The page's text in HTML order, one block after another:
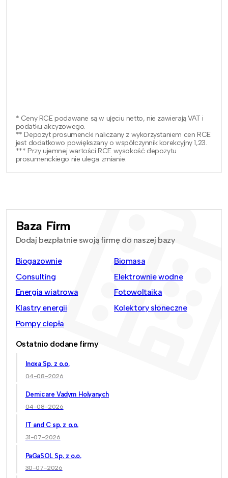
* Ceny RCE podawane są w ujęciu netto, nie zawierają VAT i
podatku akcyzowego.
** Depozyt prosumencki naliczany z wykorzystaniem cen RCE
jest dodatkowo powiększany o współczynnik korekcyjny 1,23.
*** Przy ujemnej wartości RCE wysokość depozytu
prosumenckiego nie ulega zmianie.
Baza Firm
Dodaj bezpłatnie swoją firmę do naszej bazy
Biogazownie
Biomasa
Consulting
Elektrownie wodne
Energia wiatrowa
Fotowoltaika
Klastry energii
Kolektory słoneczne
Pompy ciepła
Ostatnio dodane firmy
Inoxa Sp. z o.o.
04-08-2026
Demicare Vadym Holyanych
04-08-2026
IT and C sp. z o.o.
31-07-2026
PaGaSOL Sp. z o.o.
30-07-2026